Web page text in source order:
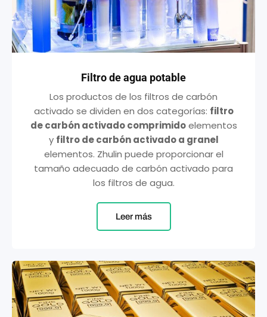
Filtro de agua potable
Los productos de los filtros de carbón
activado se dividen en dos categorías: filtro
de carbón activado comprimidoelementos
y filtro de carbón activado a granel
elementos. Zhulin puede proporcionar el
tamaño adecuado de carbón activado para
los filtros de agua.
Leer más